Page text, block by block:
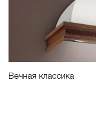
Вечная классика